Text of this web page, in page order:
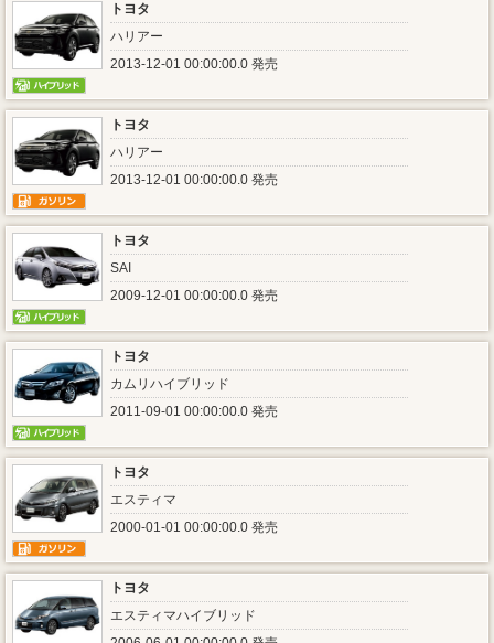
トヨタ
ハリアー
2013-12-01 00:00:00.0 発売
トヨタ
ハリアー
2013-12-01 00:00:00.0 発売
トヨタ
SAI
2009-12-01 00:00:00.0 発売
トヨタ
カムリハイブリッド
2011-09-01 00:00:00.0 発売
トヨタ
エスティマ
2000-01-01 00:00:00.0 発売
トヨタ
エスティマハイブリッド